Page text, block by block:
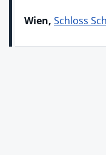
Wien, Schloss